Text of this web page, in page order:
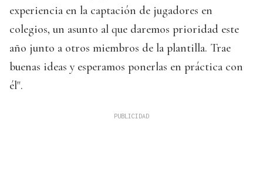
experiencia en la captación de jugadores en
colegios, un asunto al que daremos prioridad este
año junto a otros miembros de la plantilla. Trae
buenas ideas y esperamos ponerlas en práctica con
él".